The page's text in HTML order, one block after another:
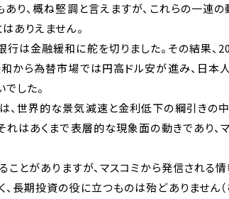
り、概ね堅調と言えますが、これらの一連
ありえません。
は金融緩和に舵を切りました。その結果、
から為替市場では円高ドル安が進み、日本
した。
、世界的な景気減速と金利低下の綱引きの
れはあくまで表層的な現象面の動きであり、
ことがありますが、マスコミから発信される
長期投資の役に立つものは殆どありません